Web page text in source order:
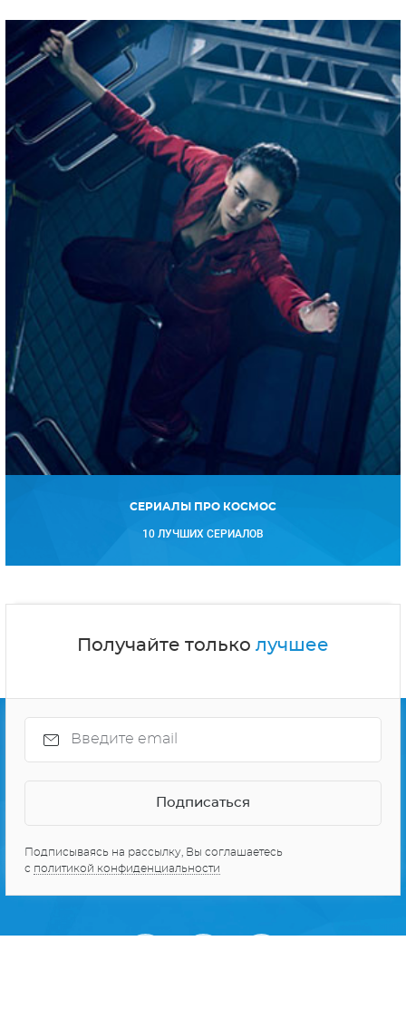
СЕРИАЛЫ ПРО КОСМОС
10 ЛУЧШИХ СЕРИАЛОВ
Получайте только лучшее
Подписываясь на рассылку, Вы соглашаетесь
с политикой конфиденциальности